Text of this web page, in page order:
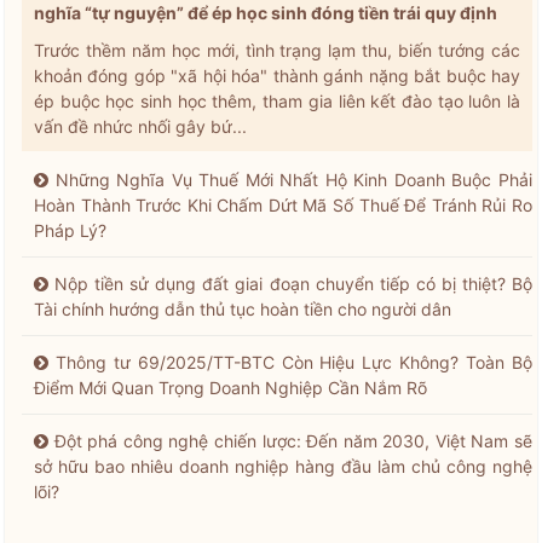
nghĩa “tự nguyện” để ép học sinh đóng tiền trái quy định
Trước thềm năm học mới, tình trạng lạm thu, biến tướng các
khoản đóng góp "xã hội hóa" thành gánh nặng bắt buộc hay
ép buộc học sinh học thêm, tham gia liên kết đào tạo luôn là
vấn đề nhức nhối gây bứ...
Những Nghĩa Vụ Thuế Mới Nhất Hộ Kinh Doanh Buộc Phải
Hoàn Thành Trước Khi Chấm Dứt Mã Số Thuế Để Tránh Rủi Ro
Pháp Lý?
Nộp tiền sử dụng đất giai đoạn chuyển tiếp có bị thiệt? Bộ
Tài chính hướng dẫn thủ tục hoàn tiền cho người dân
Thông tư 69/2025/TT-BTC Còn Hiệu Lực Không? Toàn Bộ
Điểm Mới Quan Trọng Doanh Nghiệp Cần Nắm Rõ
Đột phá công nghệ chiến lược: Đến năm 2030, Việt Nam sẽ
sở hữu bao nhiêu doanh nghiệp hàng đầu làm chủ công nghệ
lõi?